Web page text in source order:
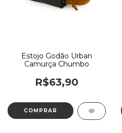
Estojo Godão Urban
Camurça Chumbo
R$63,90